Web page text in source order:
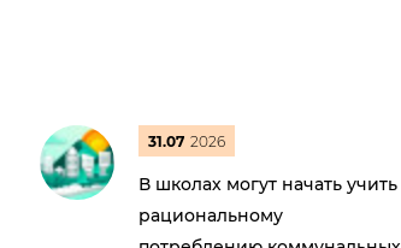
31.07 2026
В школах могут начать учить
рациональному